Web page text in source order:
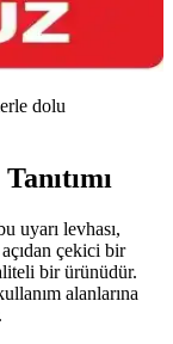
dolu
uyarı levhası,
çekici bir
bir ürünüdür.
alanlarına